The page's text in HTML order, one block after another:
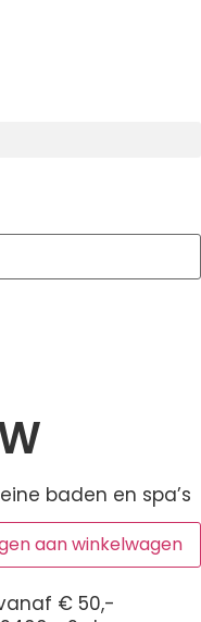
baden en spa’s
aan winkelwagen
€ 50,-